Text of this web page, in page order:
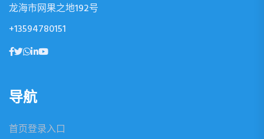
龙海市网果之地192号
+13594780151
导航
首页登录入口